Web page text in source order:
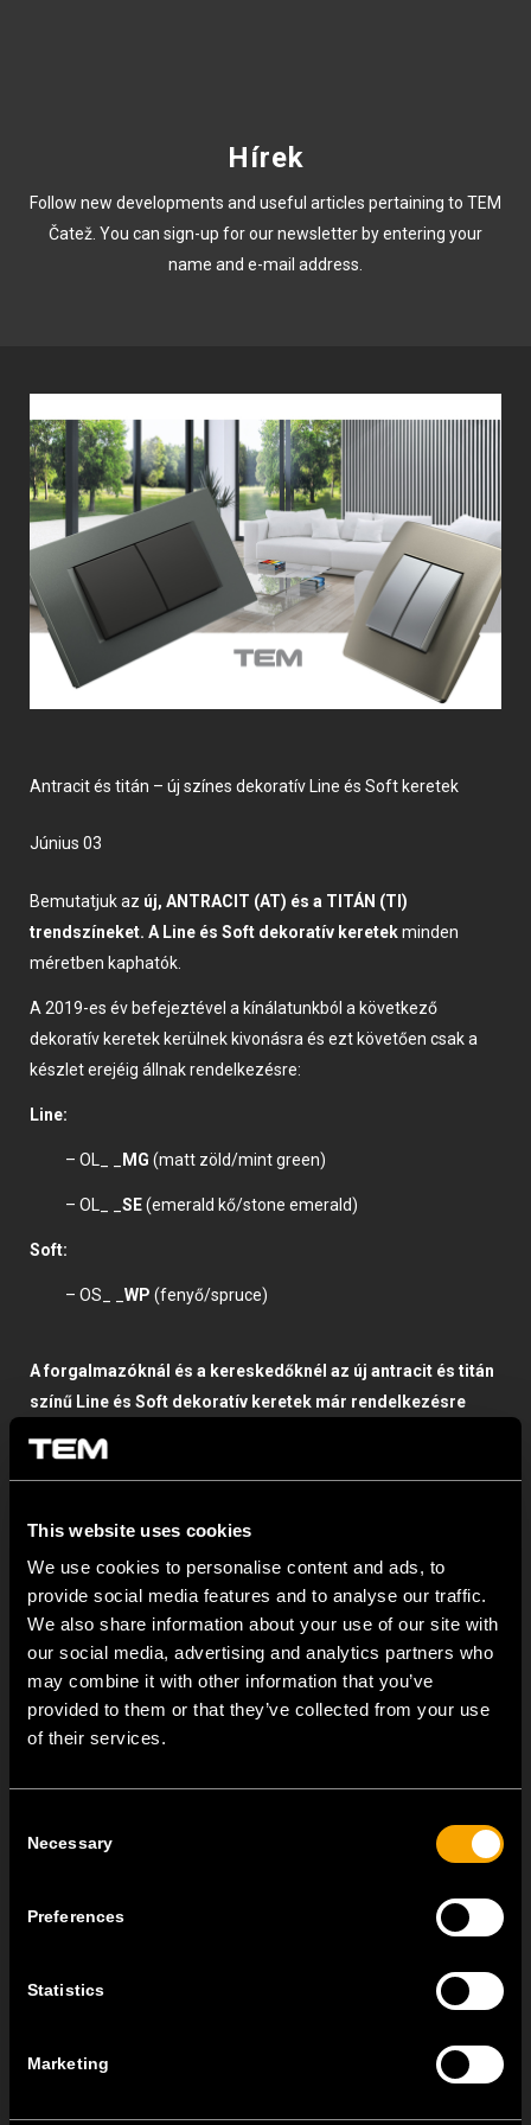
This website uses cookies
We use cookies to personalise content and ads, to
provide social media features and to analyse our traffic.
We also share information about your use of our site with
our social media, advertising and analytics partners who
may combine it with other information that you’ve
provided to them or that they’ve collected from your use
of their services.
Selection
Necessary
Preferences
Statistics
Marketing
Hírek
Follow new developments and useful articles pertaining to TEM
Čatež. You can sign-up for our newsletter by entering your
name and e-mail address.
Antracit és titán – új színes dekoratív Line és Soft keretek
június 03
Bemutatjuk az új, ANTRACIT (AT) és a TITÁN (TI)
trendszíneket. A Line és Soft dekoratív keretekminden
méretben kaphatók.
A 2019-es év befejeztével a kínálatunkból a következő
dekoratív keretek kerülnek kivonásra és ezt követően csak a
készlet erejéig állnak rendelkezésre:
Line:
– OL_ _ MG (matt zöld/mint green)
– OL_ _ SE(emerald kő/stone emerald)
Soft:
– OS_ _ WP (fenyő/spruce)
A forgalmazóknál és a kereskedőknél az új antracit és titán
színű Line és Soft dekoratív keretek már rendelkezésre
TOVÁBBI HÍREK A TEM ČATEŽRŐL
We are pleased to introduce two new control units to our
EDGE – Premium Design on the MODUL Universal Platform
július 22